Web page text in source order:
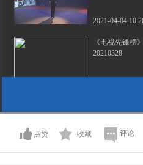
2021-04-04
《电视先锋榜》
20210328
2021-03-21
点赞 收藏 评论